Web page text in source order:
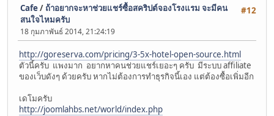
#12
Cafe/ ถ้าอยากจะหาช่วยแชร์ซื้อสคริปต์จองโรงแรม จะมีคน
สนใจไหมครับ
18 กุมภาพันธ์ 2014, 21:24:19
http://goreserva.com/pricing/3-5x-hotel-open-source.html
ตัวนี้ครับ แพงมาก อยากหาคนช่วยแชร์เยอะๆ ครับ มีระบบ affiliate
ของเว็บดังๆ ด้วยครับ หากไม่ต้องการทำธุรกิจนี้เอง แต่ต้องซื้อเพิ่มอีก
เดโมครับ
http://joomlahbs.net/world/index.php